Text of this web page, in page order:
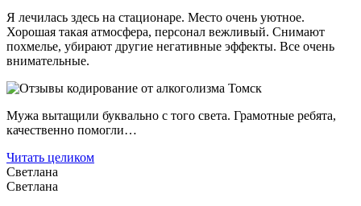
Я лечилась здесь на стационаре. Место очень уютное.
Хорошая такая атмосфера, персонал вежливый. Снимают
похмелье, убирают другие негативные эффекты. Все очень
внимательные.
Мужа вытащили буквально с того света. Грамотные ребята,
качественно помогли…
Читать целиком
Светлана
Светлана